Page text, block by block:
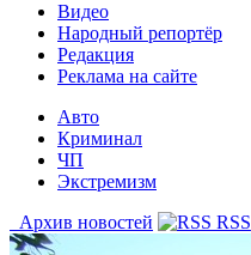
Видео
Народный репортёр
Редакция
Реклама на сайте
Авто
Криминал
ЧП
Экстремизм
Архив новостей
RSS